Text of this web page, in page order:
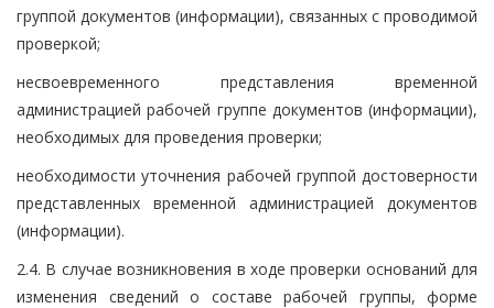
группой документов (информации), связанных с проводимой
проверкой;
несвоевременного представления временной
администрацией рабочей группе документов (информации),
необходимых для проведения проверки;
необходимости уточнения рабочей группой достоверности
представленных временной администрацией документов
(информации).
2.4. В случае возникновения в ходе проверки оснований для
изменения сведений о составе рабочей группы, форме